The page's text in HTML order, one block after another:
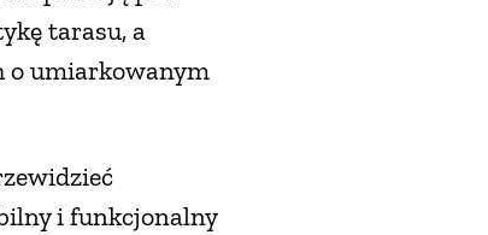
tarasu, a
o umiarkowanym
i funkcjonalny